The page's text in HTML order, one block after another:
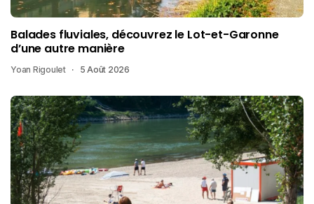
Balades fluviales, découvrez le Lot-et-Garonne
d’une autre manière
Yoan Rigoulet 5 Août 2026